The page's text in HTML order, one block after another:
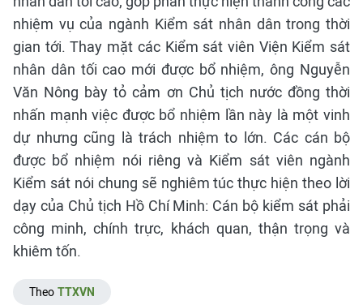
nhiệm vụ của ngành Kiểm sát nhân dân trong thời
gian tới.Thay mặt các Kiểm sát viên Viện Kiểm sát
nhân dân tối cao mới được bổ nhiệm, ông Nguyễn
Văn Nông bày tỏ cảm ơn Chủ tịch nước đồng thời
nhấn mạnh việc được bổ nhiệm lần này là một vinh
dự nhưng cũng là trách nhiệm to lớn. Các cán bộ
được bổ nhiệm nói riêng và Kiểm sát viên ngành
Kiểm sát nói chung sẽ nghiêm túc thực hiện theo lời
dạy của Chủ tịch Hồ Chí Minh: Cán bộ kiểm sát phải
công minh, chính trực, khách quan, thận trọng và
khiêm tốn.
Theo TTXVN